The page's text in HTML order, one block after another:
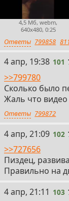
4,5 Мб, webm,
640x480, 0:25
Ответы 799858
101
4 апр, 19:38 101
>>799780
Сколько было
Жаль что видео
Ответы 799872
102
4 апр, 21:09 102
>>727656
Пиздец,
Правильно на
103
4 апр, 21:11 103